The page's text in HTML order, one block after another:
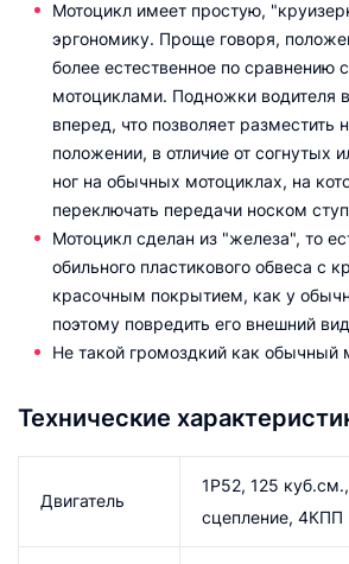
Мотоцикл имеет простую,
эргономику. Проще говоря,
более естественное по сравнению
мотоциклами. Подножки водителя
вперед, что позволяет разместить
положении, в отличие от согнутых
ног на обычных мотоциклах, на
переключать передачи носком
Мотоцикл сделан из "железа", то
обильного пластикового обвеса с
красочным покрытием, как у
поэтому повредить его внешний
Не такой громоздкий как обычный
Технические
Двигатель
1Р52, 125
сцепление, 4КПП